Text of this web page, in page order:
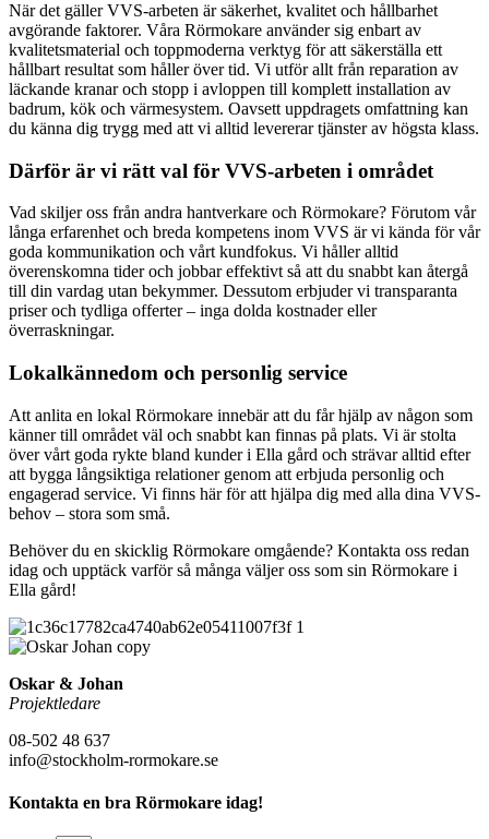
När det gäller VVS-arbeten är säkerhet, kvalitet och hållbarhet
avgörande faktorer. Våra Rörmokare använder sig enbart av
kvalitetsmaterial och toppmoderna verktyg för att säkerställa ett
hållbart resultat som håller över tid. Vi utför allt från reparation av
läckande kranar och stopp i avloppen till komplett installation av
badrum, kök och värmesystem. Oavsett uppdragets omfattning kan
du känna dig trygg med att vi alltid levererar tjänster av högsta klass.
Därför är vi rätt val för VVS-arbeten i området
Vad skiljer oss från andra hantverkare och Rörmokare? Förutom vår
långa erfarenhet och breda kompetens inom VVS är vi kända för vår
goda kommunikation och vårt kundfokus. Vi håller alltid
överenskomna tider och jobbar effektivt så att du snabbt kan återgå
till din vardag utan bekymmer. Dessutom erbjuder vi transparanta
priser och tydliga offerter – inga dolda kostnader eller
överraskningar.
Lokalkännedom och personlig service
Att anlita en lokal Rörmokare innebär att du får hjälp av någon som
känner till området väl och snabbt kan finnas på plats. Vi är stolta
över vårt goda rykte bland kunder i Ella gård och strävar alltid efter
att bygga långsiktiga relationer genom att erbjuda personlig och
engagerad service. Vi finns här för att hjälpa dig med alla dina VVS-
behov – stora som små.
Behöver du en skicklig Rörmokare omgående? Kontakta oss redan
idag och upptäck varför så många väljer oss som sin Rörmokare i
Ella gård!
Oskar & Johan
Projektledare
08-502 48 637
info@stockholm-rormokare.se
Kontakta en bra Rörmokare idag!